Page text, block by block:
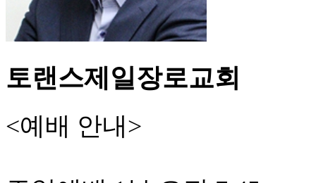
토랜스제일장로교회
<예배 안내>